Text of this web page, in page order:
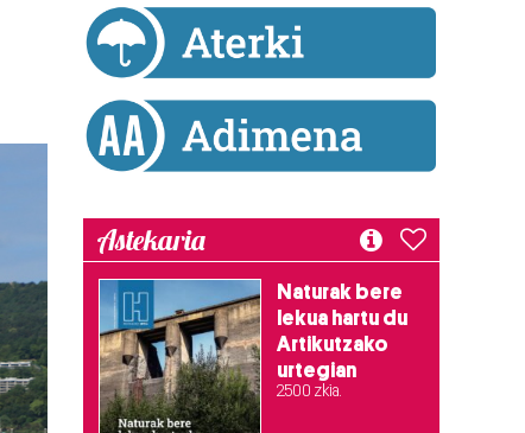
Astekaria
Naturak bere
lekua hartu du
Artikutzako
urtegian
2.500 zkia.